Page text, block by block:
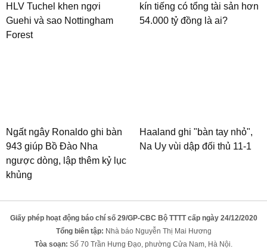
HLV Tuchel khen ngợi
Guehi và sao Nottingham
Forest
kín tiếng có tổng tài sản hơn
54.000 tỷ đồng là ai?
Ngất ngây Ronaldo ghi bàn
943 giúp Bồ Đào Nha
ngược dòng, lập thêm kỷ lục
khủng
Haaland ghi "bàn tay nhỏ",
Na Uy vùi dập đối thủ 11-1
Giấy phép hoạt động báo chí số 29/GP-CBC Bộ TTTT cấp ngày 24/12/2020
Tổng biên tập: Nhà báo Nguyễn Thị Mai Hương
Tòa soạn: Số 70 Trần Hưng Đạo, phường Cửa Nam, Hà Nội.